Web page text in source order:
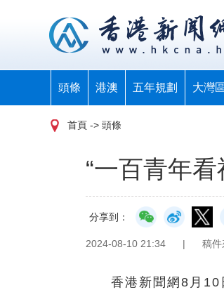
頭條 港澳 五年規劃 大灣
首頁 -> 頭條
“一百青年
分享到：
2024-08-10 21:34 | 稿件
香港新聞網8月